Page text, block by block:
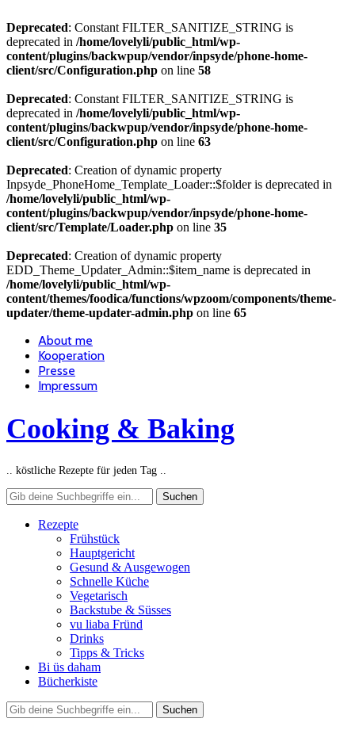
Deprecated: Constant FILTER_SANITIZE_STRING is
deprecated in /home/lovelyli/public_html/wp-
content/plugins/backwpup/vendor/inpsyde/phone-home-
client/src/Configuration.php on line 58
Deprecated: Constant FILTER_SANITIZE_STRING is
deprecated in /home/lovelyli/public_html/wp-
content/plugins/backwpup/vendor/inpsyde/phone-home-
client/src/Configuration.php on line 63
Deprecated: Creation of dynamic property
Inpsyde_PhoneHome_Template_Loader::$folder is deprecated in
/home/lovelyli/public_html/wp-
content/plugins/backwpup/vendor/inpsyde/phone-home-
client/src/Template/Loader.php on line 35
Deprecated: Creation of dynamic property
EDD_Theme_Updater_Admin::$item_name is deprecated in
/home/lovelyli/public_html/wp-
content/themes/foodica/functions/wpzoom/components/theme-
updater/theme-updater-admin.php on line 65
About me
Kooperation
Presse
Impressum
Cooking & Baking
.. köstliche Rezepte für jeden Tag ..
Rezepte
Frühstück
Hauptgericht
Gesund & Ausgewogen
Schnelle Küche
Vegetarisch
Backstube & Süsses
vu liaba Fründ
Drinks
Tipps & Tricks
Bi üs daham
Bücherkiste